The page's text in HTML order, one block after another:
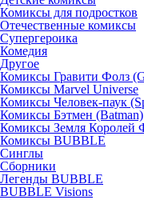
Комиксы для подростков
Отечественные комиксы
Супергероика
Комедия
Другое
Комиксы Гравити Фолз
Комиксы Marvel Universe
Комиксы Человек-паук
Комиксы Бэтмен (Batman)
Комиксы Земля Королей
Комиксы BUBBLE
Синглы
Сборники
Легенды BUBBLE
BUBBLE Visions